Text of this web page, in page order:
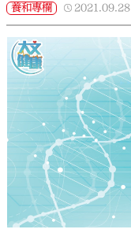
養和專欄 2021.09.28